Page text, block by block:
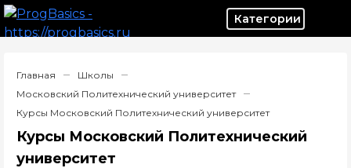
Главная
Школы
Московский Политехнический университет
Курсы Московский Политехнический университет
Курсы Московский Политехнический
университет